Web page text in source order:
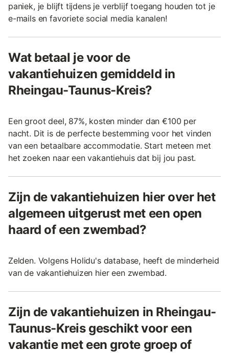
paniek, je blijft tijdens je verblijf toegang houden tot je
e-mails en favoriete social media kanalen!
Wat betaal je voor de
vakantiehuizen gemiddeld in
Rheingau-Taunus-Kreis?
Een groot deel, 87%, kosten minder dan €100 per
nacht. Dit is de perfecte bestemming voor het vinden
van een betaalbare accommodatie. Start meteen met
het zoeken naar een vakantiehuis dat bij jou past.
Zijn de vakantiehuizen hier over het
algemeen uitgerust met een open
haard of een zwembad?
Zelden. Volgens Holidu's database, heeft de minderheid
van de vakantiehuizen hier een zwembad.
Zijn de vakantiehuizen in Rheingau-
Taunus-Kreis geschikt voor een
vakantie met een grote groep of